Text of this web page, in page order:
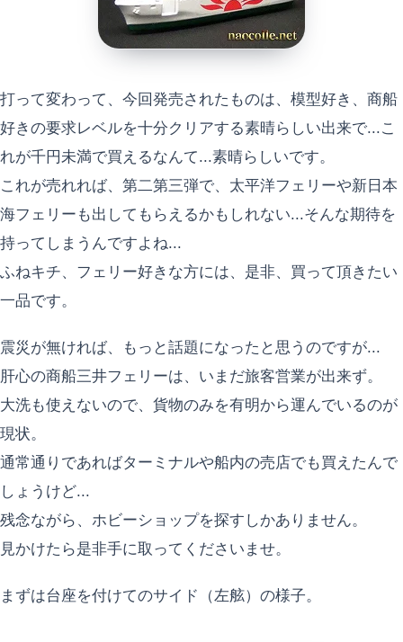
打って変わって、今回発売されたものは、模型好き、商船
好きの要求レベルを十分クリアする素晴らしい出来で...こ
れが千円未満で買えるなんて...素晴らしいです。
これが売れれば、第二第三弾で、太平洋フェリーや新日本
海フェリーも出してもらえるかもしれない...そんな期待を
持ってしまうんですよね...
ふねキチ、フェリー好きな方には、是非、買って頂きたい
一品です。
震災が無ければ、もっと話題になったと思うのですが...
肝心の商船三井フェリーは、いまだ旅客営業が出来ず。
大洗も使えないので、貨物のみを有明から運んでいるのが
現状。
通常通りであればターミナルや船内の売店でも買えたんで
しょうけど...
残念ながら、ホビーショップを探すしかありません。
見かけたら是非手に取ってくださいませ。
まずは台座を付けてのサイド（左舷）の様子。